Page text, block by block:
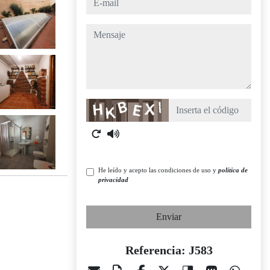
mensaje
Captcha
He leído y acepto las condiciones de uso y política de
privacidad
Enviar
Referencia: J583